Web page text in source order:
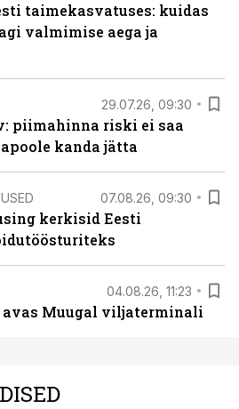
taimekasvatuses: kuidas
valmimise aega ja
29.07.26, 09:30
piimahinna riski ei saa
kanda jätta
07.08.26, 09:30
kerkisid Eesti
04.08.26, 11:23
avas Muugal viljaterminali